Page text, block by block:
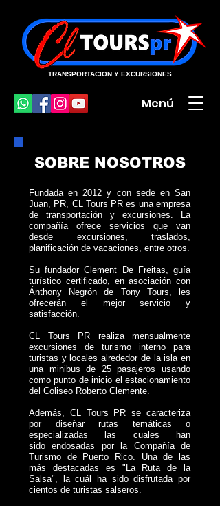
TRANSPORTACION Y EXCURSIONES
Menú
SOBRE NOSOTROS
Fundada en 2012 y con sede en San
Juan, PR, CL Tours PR es una empresa
de transportación y excursiones. La
compañía ofrece servicios que van
desde excursiones, traslados,
planificación de vacaciones, entre otros.
Su fundador Clement De Freitas, guía
turístico certificado, en asociación con
Ánthony Negrón de Tony Tours, les
ofrecerán el mejor servicio y
satisfacción.
CL Tours PR realiza mensualmente
excursiones de turismo interno para
turistas y locales alrededor dela isla en
una mini bus de 25 pasajeros usando
como punto de inicio el estacionamiento
del Coliseo Roberto Clemente.
Además, CL Tours PR se caracteriza
por diseñar rutas temáticas o
especializadas las cuales han
sido endosadas por la Compañía de
Turismo de Puerto Rico. Una de las
más destacadas es "La Ruta de la
Salsa", la cuál ha sido disfrutada por
cientos de turistas salseros.